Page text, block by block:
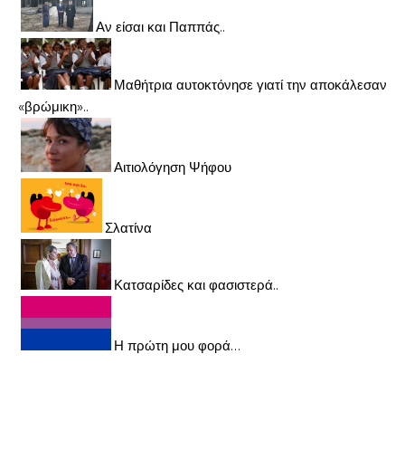
Αν είσαι και Παππάς..
Μαθήτρια αυτοκτόνησε γιατί την αποκάλεσαν
«βρώμικη»..
Αιτιολόγηση Ψήφου
Σλατίνα
Κατσαρίδες και φασιστερά..
Η πρώτη μου φορά…